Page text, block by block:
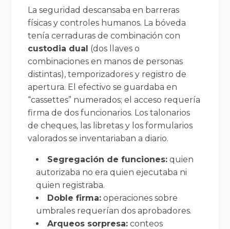
La seguridad descansaba en barreras
físicas y controles humanos. La bóveda
tenía cerraduras de combinación con
custodia dual (dos llaves o
combinaciones en manos de personas
distintas), temporizadores y registro de
apertura. El efectivo se guardaba en
“cassettes” numerados; el acceso requería
firma de dos funcionarios. Los talonarios
de cheques, las libretas y los formularios
valorados se inventariaban a diario.
Segregación de funciones: quien
autorizaba no era quien ejecutaba ni
quien registraba.
Doble firma: operaciones sobre
umbrales requerían dos aprobadores.
Arqueos sorpresa: conteos